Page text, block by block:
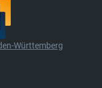
Württemberg